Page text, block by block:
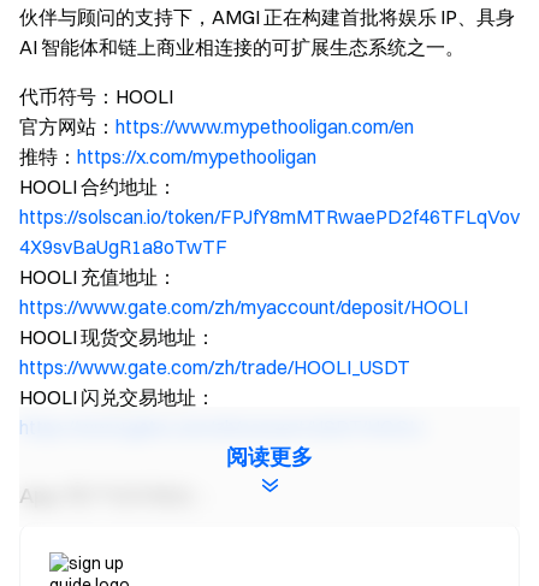
伙伴与顾问的支持下，AMGI 正在构建首批将娱乐 IP、具身
AI 智能体和链上商业相连接的可扩展生态系统之一。
代币符号：HOOLI
官方网站： https://www.mypethooligan.com/en
推特： https://x.com/mypethooligan
HOOLI 合约地址：
https://solscan.io/token/FPJfY8mMTRwaePD2f46TFLqVov
4X9svBaUgR1a8oTwTF
HOOLI 充值地址：
https://www.gate.com/zh/myaccount/deposit/HOOLI
HOOLI 现货交易地址：
https://www.gate.com/zh/trade/HOOLI_USDT
HOOLI 闪兑交易地址：
https://www.gate.com/zh/convert/USDT/HOOLI
App 用户访问地址：
【HOOLI】
阅读更多